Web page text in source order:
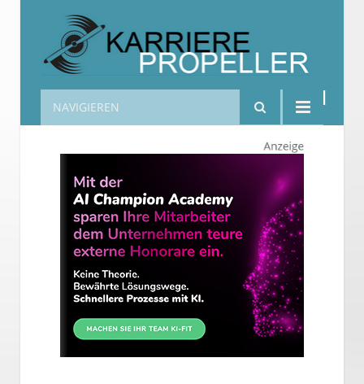
Karrierepropeller
NAVIGIEREN